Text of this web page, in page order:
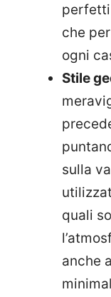
che
ogni
Stile
sulla
quali
anche